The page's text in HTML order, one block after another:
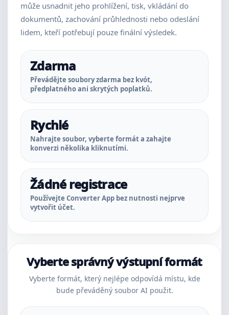
může usnadnit jeho prohlížení, tisk, vkládání do
dokumentů, zachování průhlednosti nebo odeslání
lidem, kteří potřebují pouze finální výsledek.
Zdarma
Převádějte soubory zdarma bez kvót,
předplatného ani skrytých poplatků.
Rychlé
Nahrajte soubor, vyberte formát a zahajte
konverzi několika kliknutími.
Žádné registrace
Používejte Converter App bez nutnosti nejprve
vytvořit účet.
Vyberte správný výstupní formát
Vyberte formát, který nejlépe odpovídá místu, kde
bude převáděný soubor AI použit.